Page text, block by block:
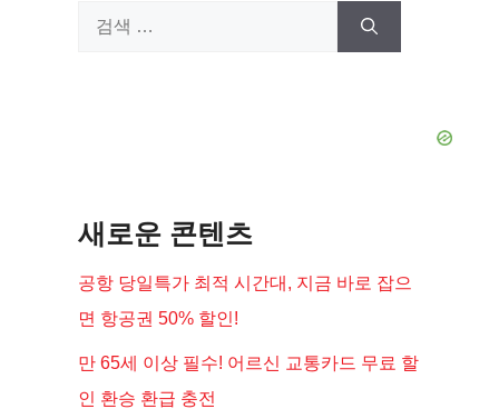
새로운 콘텐츠
공항 당일특가 최적 시간대, 지금 바로 잡으
면 항공권 50% 할인!
만 65세 이상 필수! 어르신 교통카드 무료 할
인 환승 환급 충전